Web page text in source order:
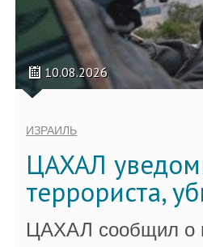
10.08.2026
ИЗРАИЛЬ
ЦАХАЛ
террориста,
ЦАХАЛ сообщил о